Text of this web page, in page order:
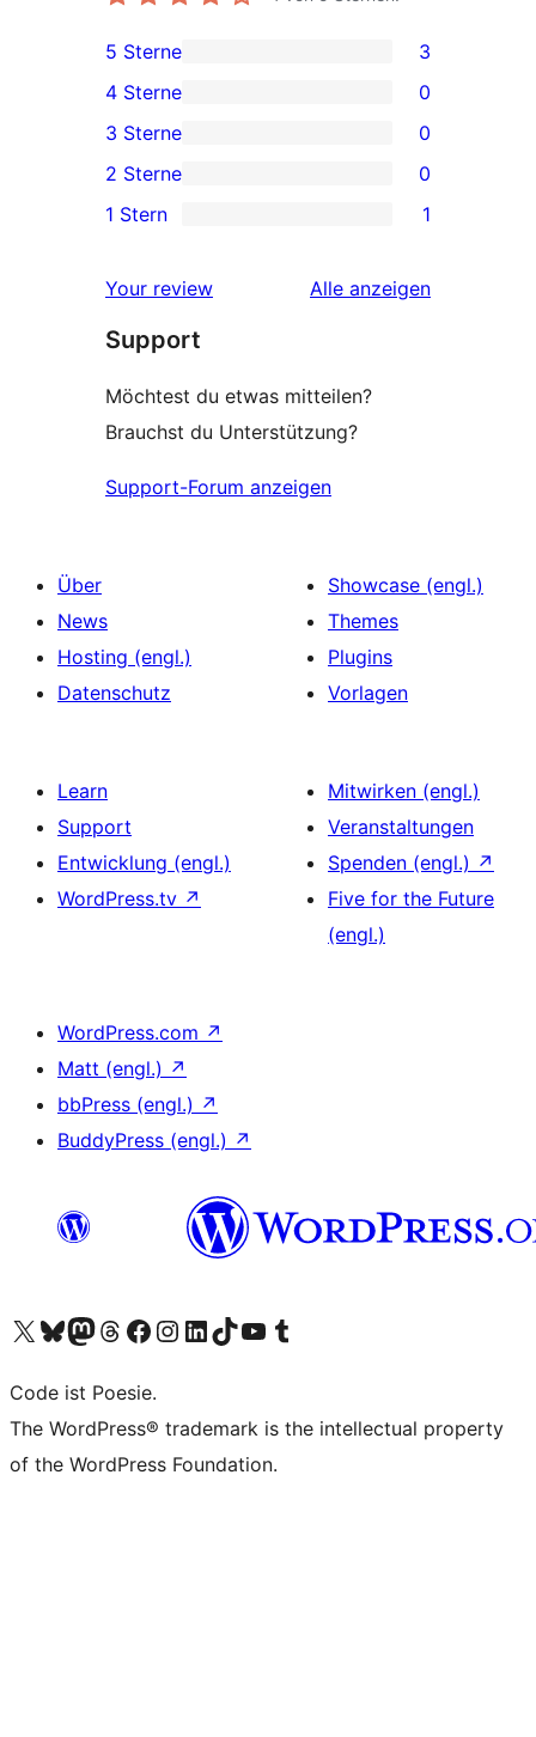
3 5-
Sterne-
Rezensionen
5 Sterne 3
0 4-
Sterne-
Rezensionen
4 Sterne 0
0 3-
Sterne-
Rezensionen
3 Sterne 0
0 2-
Sterne-
2 Sterne 0
1 1-
Rezension
1 Stern 1
Your review Alle Rezensionen
anzeigen
Support
Möchtest du etwas mitteilen?
Brauchst du Unterstützung?
Support-Forum anzeigen
Über
News
Hosting (engl.)
Datenschutz
Showcase (engl.)
Themes
Plugins
Vorlagen
Learn
Support
Entwicklung (engl.)
WordPress.tv ↗
Mitwirken (engl.)
Veranstaltungen
Spenden (engl.) ↗
Five for the Future
(engl.)
WordPress.com ↗
Matt (engl.) ↗
bbPress (engl.) ↗
BuddyPress (engl.) ↗
Unser X-Konto (früher Twitter) besuchen
Unser Bluesky-Konto besuchen
Unser Mastodon-Konto besuchen
Unser Threads-Konto besuchen
Unsere Facebook-Seite besuchen
Unser Instagram-Konto besuchen
Unser LinkedIn-Konto besuchen
Unser TikTok-Konto besuchen
Unseren YouTube-Kanal besuchen
Unser Tumblr-Konto besuchen
Code ist Poesie.
The WordPress® trademark is the intellectual property
of the WordPress Foundation.